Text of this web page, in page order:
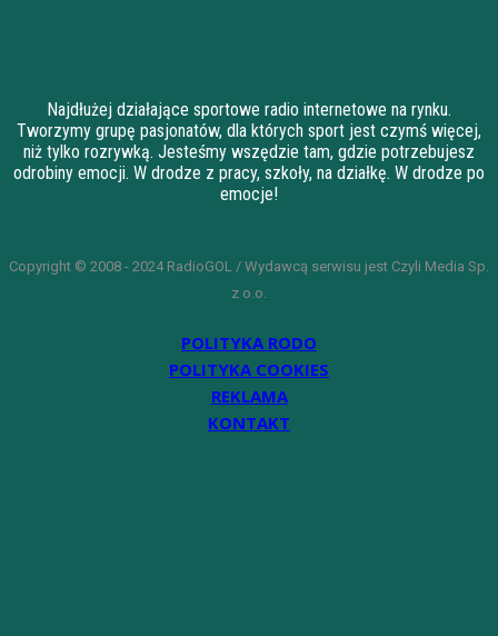
Najdłużej działające sportowe radio internetowe na rynku.
Tworzymy grupę pasjonatów, dla których sport jest czymś więcej,
niż tylko rozrywką. Jesteśmy wszędzie tam, gdzie potrzebujesz
odrobiny emocji. W drodze z pracy, szkoły, na działkę. W drodze po
emocje!
Copyright © 2008 - 2024 RadioGOL / Wydawcą serwisu jest Czyli Media Sp.
z o.o.
POLITYKA RODO
POLITYKA COOKIES
REKLAMA
KONTAKT